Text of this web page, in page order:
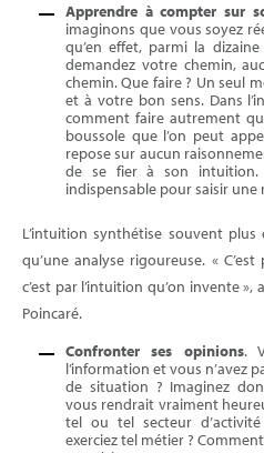
Apprendre à compter sur
imaginons que vous soyez
qu’en effet, parmi la
demandez votre chemin,
chemin. Que faire ? Un seul
et à votre bon sens. Dans
comment faire autrement
boussole que l’on peut
repose sur aucun
de se fier à son intuition.
indispensable pour saisir une
L’intuition synthétise souvent plus
qu’une analyse rigoureuse. «
c’est par l’intuition qu’on invente
Poincaré.
Confronter ses opinions.
l’information et vous n’avez
de situation ? Imaginez
vous rendrait vraiment
tel ou tel secteur
exerciez tel métier ?